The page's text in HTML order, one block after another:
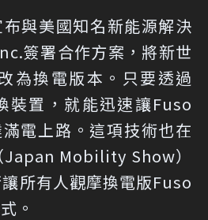
與美國知名新能源解決
簽署合作方案，將新世
為換電版本。只要透過
裝置，就能迅速讓Fuso
電上路。這項技術也在
Japan Mobility Show）
所有人觀摩換電版Fuso
。